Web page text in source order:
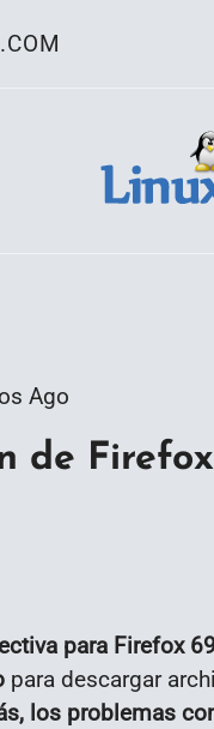
Ago
Firefox
para Firefox
para descargar
los problemas